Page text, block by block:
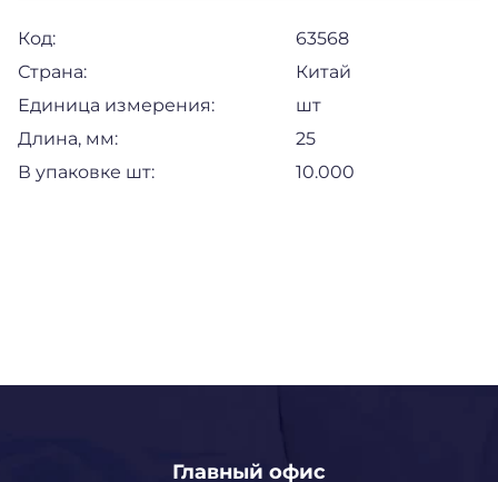
Код:
63568
Страна:
Китай
Единица измерения:
шт
Длина, мм:
25
В упаковке шт:
10.000
Главный офис